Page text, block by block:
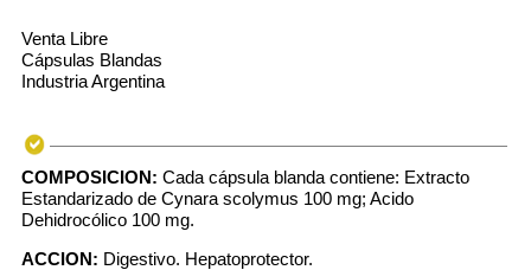
Venta Libre
Cápsulas Blandas
Industria Argentina
COMPOSICION: Cada cápsula blanda contiene: Extracto
Estandarizado de Cynara scolymus 100 mg; Acido
Dehidrocólico 100 mg.
ACCION: Digestivo. Hepatoprotector.